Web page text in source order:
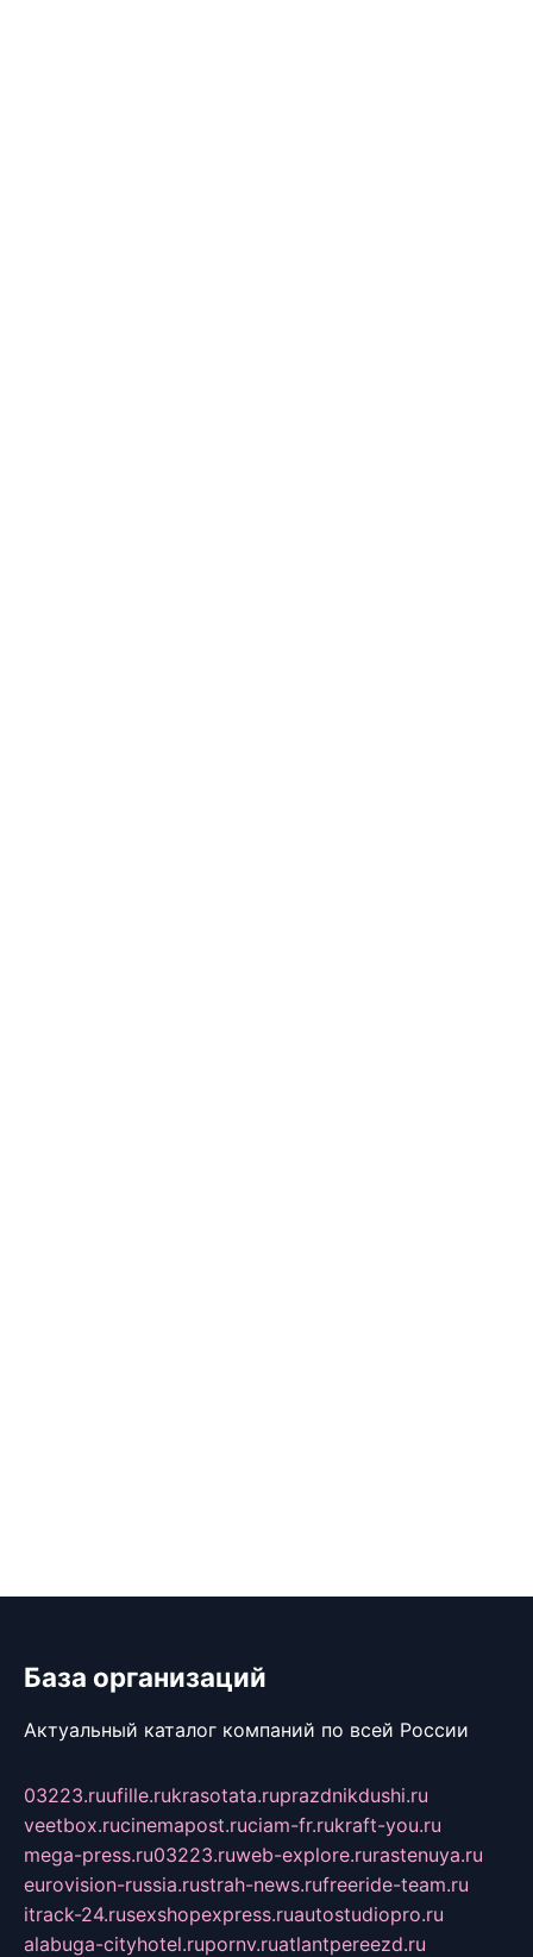
База организаций
Актуальный каталог компаний по всей России
03223.ruufille.rukrasotata.ruprazdnikdushi.ru
veetbox.rucinemapost.ruciam-fr.rukraft-you.ru
mega-press.ru03223.ruweb-explore.rurastenuya.ru
eurovision-russia.rustrah-news.rufreeride-team.ru
itrack-24.rusexshopexpress.ruautostudiopro.ru
alabuga-cityhotel.rupornv.ruatlantpereezd.ru